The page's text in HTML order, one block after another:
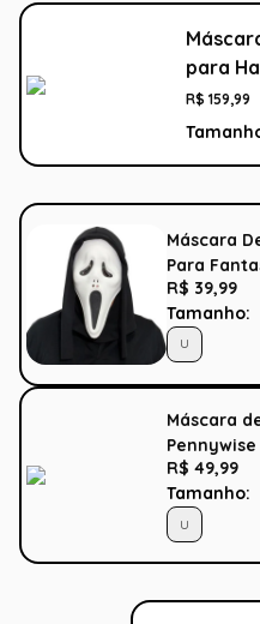
para
R$ 159,99
Máscara
Para
R$ 39,99
Tamanho:
U
Máscara
R$ 49,99
Tamanho:
U